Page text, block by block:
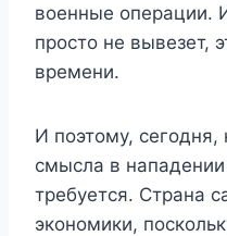
военные операции.
просто не вывезет,
времени.
И поэтому,
смысла в
требуется. Страна
экономики,